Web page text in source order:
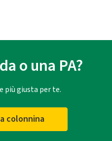
o una PA?
più giusta per te.
colonnina